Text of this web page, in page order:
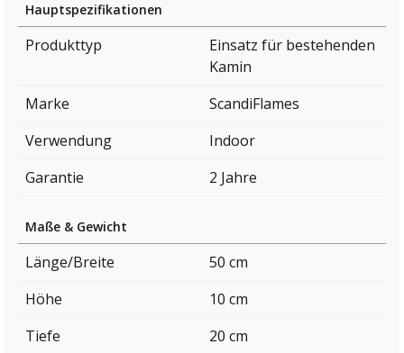
Hauptspezifikationen
Produkttyp
Einsatz für bestehenden
Kamin
Marke
ScandiFlames
Verwendung
Indoor
Garantie
2 Jahre
Maße & Gewicht
Länge/Breite
50 cm
Höhe
10 cm
Tiefe
20 cm